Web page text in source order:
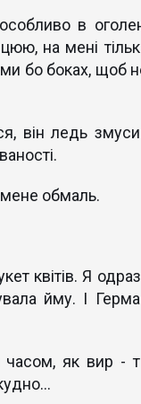
в
на мені
бо боках, щоб
він ледь
обмаль.
квітів. Я
йму. І
як вир -